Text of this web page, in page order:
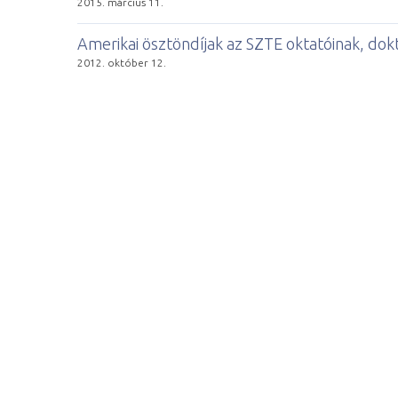
Amerikai ösztöndíjak az SZTE oktatóinak,
2012. október 12.